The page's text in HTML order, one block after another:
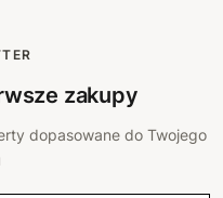
zakupy
dopasowane do Twojego